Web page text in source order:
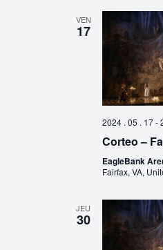
VEN
17
2024 . 05 . 17-
Corteo –
EagleBank
Fairfax, VA,
JEU
30